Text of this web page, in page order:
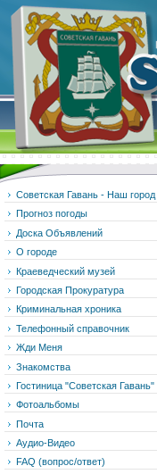
Советская Гавань - Наш город
Прогноз погоды
Доска Объявлений
О городе
Краеведческий музей
Городская Прокуратура
Криминальная хроника
Телефонный справочник
Жди Меня
Знакомства
Гостиница "Советская Гавань"
Фотоальбомы
Почта
Аудио-Видео
FAQ (вопрос/ответ)